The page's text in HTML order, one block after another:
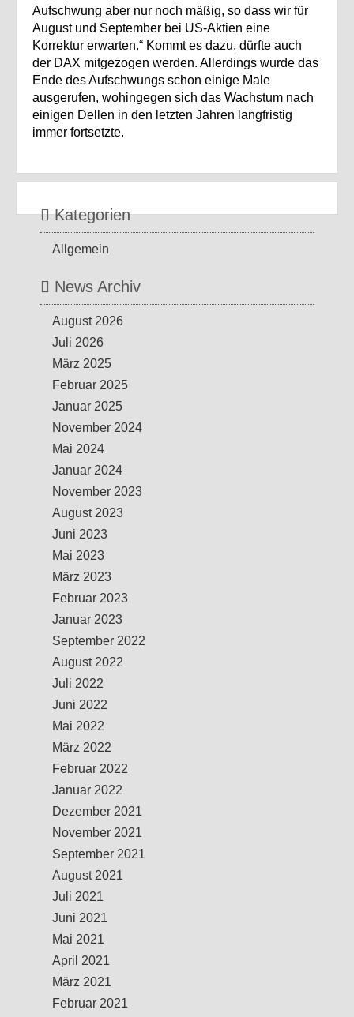
Aufschwung aber nur noch mäßig, so dass wir für
August und September bei US-Aktien eine
Korrektur erwarten.“ Kommt es dazu, dürfte auch
der DAX mitgezogen werden. Allerdings wurde das
Ende des Aufschwungs schon einige Male
ausgerufen, wohingegen sich das Wachstum nach
einigen Dellen in den letzten Jahren langfristig
immer fortsetzte.
Kategorien
Allgemein
News Archiv
August 2026
Juli 2026
März 2025
Februar 2025
Januar 2025
November 2024
Mai 2024
Januar 2024
November 2023
August 2023
Juni 2023
Mai 2023
März 2023
Februar 2023
Januar 2023
September 2022
August 2022
Juli 2022
Juni 2022
Mai 2022
März 2022
Februar 2022
Januar 2022
Dezember 2021
November 2021
September 2021
August 2021
Juli 2021
Juni 2021
Mai 2021
April 2021
März 2021
Februar 2021